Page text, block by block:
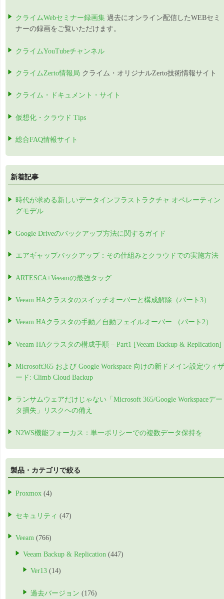
クライムWebセミナー録画集 過去にオンライン配信したWEBセミ
ナーの録画をご覧いただけます。
クライムYouTubeチャンネル
クライムZerto情報局 クライム・オリジナルZerto技術情報サイト
クライム・ドキュメント・サイト
仮想化・クラウド Tips
総合FAQ情報サイト
新着記事
時代が求める新しいデータインフラストラクチャ オペレーティン
グモデル
Google Driveのバックアップ方法に関するガイド
エアギャップバックアップ：その仕組みとクラウドでの実施方法
ARTESCA+Veeamの最強タッグ
Veeam HAクラスタのスイッチオーバーと構成解除（パート3）
Veeam HAクラスタの手動／自動フェイルオーバー （パート2）
Veeam HAクラスタの構成手順 – Part1 [Veeam Backup & Replication]
Microsoft365 および Google Workspace 向けの新ドメイン設定ウィザ
ード: Climb Cloud Backup
ランサムウェアだけじゃない「Microsoft 365/Google Workspaceデー
タ損失」リスクへの備え
N2WS機能フォーカス：単一ポリシーでの複数データ保持を
製品・カテゴリで絞る
Proxmox (4)
セキュリティ (47)
Veeam (766)
Veeam Backup & Replication (447)
Ver13 (14)
過去バージョン (176)